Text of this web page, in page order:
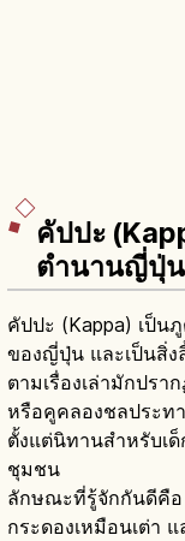
คัปปะ
ตำนานญี่ปุ่
คัปปะ (Kappa) เป็
ของญี่ปุ่น และเป็นสิ่
ตามเรื่องเล่ามักปร
หรือคูคลองชลประท
ตั้งแต่นิทานสำหรับเ
ชุมชน
ลักษณะที่รู้จักกันดีคือ
กระดองเหมือนเต่า